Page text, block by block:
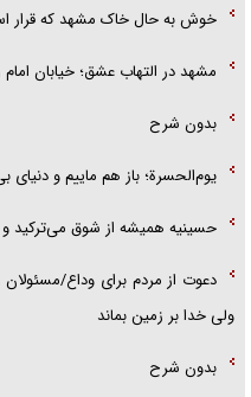
خوش به حال خاک مشهد که قرار
مشهد در التهاب عشق؛ خیابان
بدون شرح
یوم‌الحسرة؛ باز هم ماییم و دنیای
حسینیه همیشه از شوق می‌ترکید و
دعوت از مردم برای وداع/
ولی خدا بر زمین بماند
بدون شرح